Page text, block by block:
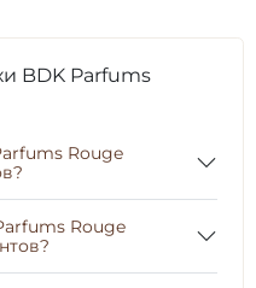
BDK Parfums
Rouge
Rouge